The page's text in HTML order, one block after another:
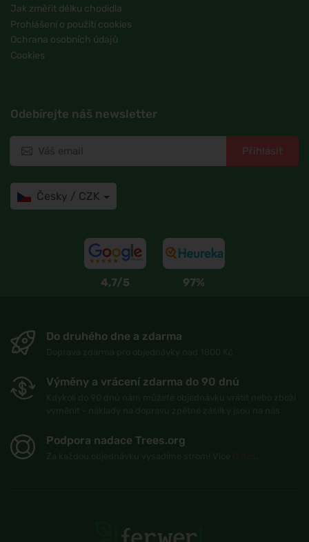
Jak změřit délku chodidla
Prohlášení o použití cookies
Ochrana osobních údajů
Cookies
Odebírejte náš newsletter
Přihlásit
Česky / CZK
4,7/5 97%
Do druhého dne a zdarma
Výměny a vrácení zdarma do 90 dnů
Podpora nadace Trees.org